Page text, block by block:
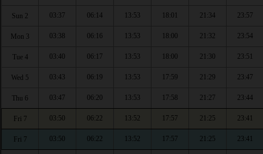
Sun 2 03:37 06:14 13:53 18:01 21:34 23:57
Mon 3 03:38 06:16 13:53 18:00 21:32 23:54
Tue 4 03:40 06:17 13:53 18:00 21:30 23:51
Wed 5 03:43 06:19 13:53 17:59 21:29 23:47
Thu 6 03:47 06:20 13:53 17:58 21:27 23:44
Fri 7 03:50 06:22 13:52 17:57 21:25 23:41
Fri 7 03:50 06:22 13:52 17:57 21:25 23:41